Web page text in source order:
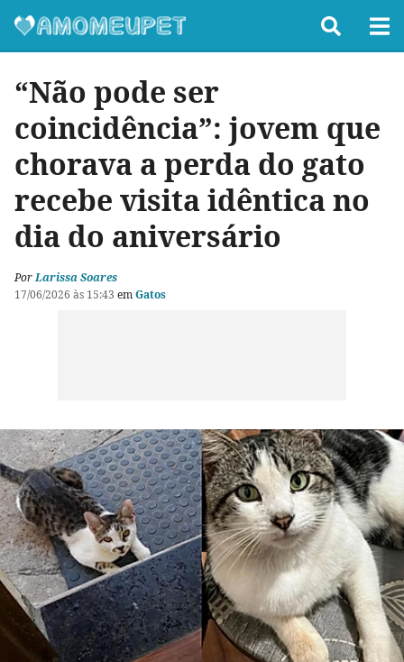
“Não pode ser
coincidência”: jovem que
chorava a perda do gato
recebe visita idêntica no
dia do aniversário
PorLarissa Soares
17/06/2026 às 15:43 emGatos